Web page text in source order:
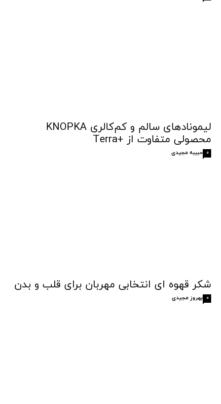
لیمونادهای سالم و کم‌کالری KNOPKA
محصولی متفاوت از +Terra
حبیبه مجیدی 0
شکر قهوه‌ ای انتخابی مهربان برای قلب و بدن
بهروز مجیدی 0